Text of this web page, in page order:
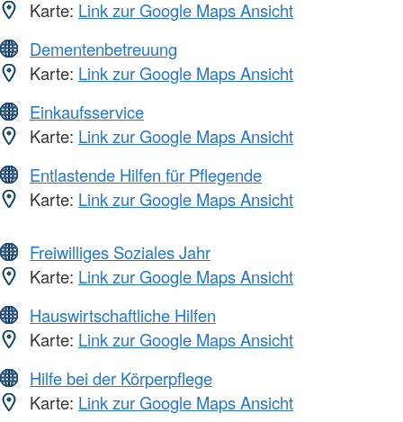
Karte: Link zur Google Maps Ansicht
Dementenbetreuung
Karte: Link zur Google Maps Ansicht
Einkaufsservice
Karte: Link zur Google Maps Ansicht
Entlastende Hilfen für Pflegende
Karte: Link zur Google Maps Ansicht
Freiwilliges Soziales Jahr
Karte: Link zur Google Maps Ansicht
Hauswirtschaftliche Hilfen
Karte: Link zur Google Maps Ansicht
Hilfe bei der Körperpflege
Karte: Link zur Google Maps Ansicht